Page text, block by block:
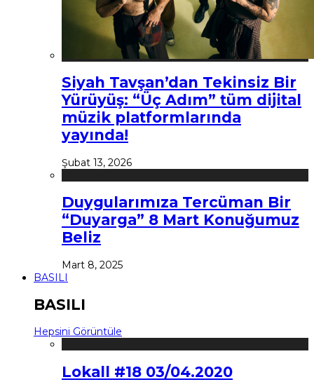
Siyah Tavşan’dan Tekinsiz Bir
Yürüyüş: “Üç Adım” tüm dijital
müzik platformlarında
yayında!
Şubat 13, 2026
Duygularımıza Tercüman Bir
“Duyarga” 8 Mart Konuğumuz
Beliz
Mart 8, 2025
BASILI
BASILI
Hepsini Görüntüle
Lokall #18 03/04.2020